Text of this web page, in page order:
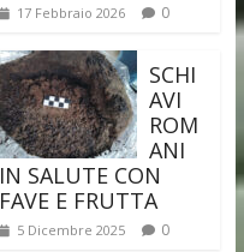
17 Febbraio 2026 0
SCHI
AVI
ROM
ANI
IN SALUTE CON
FAVE E FRUTTA
5 Dicembre 2025 0